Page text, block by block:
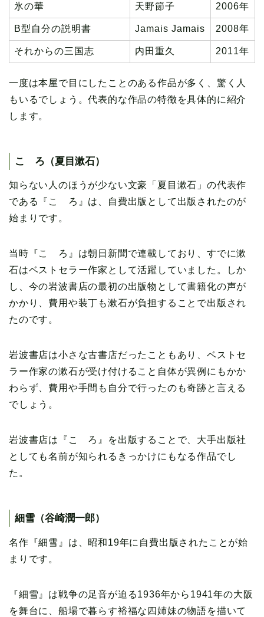
氷の華 天野節子 2006年
B型自分の説明書 Jamais Jamais 2008年
それからの三国志 内田重久 2011年
一度は本屋で目にしたことのある作品が多く、驚く人
もいるでしょう。代表的な作品の特徴を具体的に紹介
します。
こゝろ（夏目漱石）
知らない人のほうが少ない文豪「夏目漱石」の代表作
である『こゝろ』は、自費出版として出版されたのが
始まりです。
当時『こゝろ』は朝日新聞で連載しており、すでに漱
石はベストセラー作家として活躍していました。しか
し、今の岩波書店の最初の出版物として書籍化の声が
かかり、費用や装丁も漱石が負担することで出版され
たのです。
岩波書店は小さな古書店だったこともあり、ベストセ
ラー作家の漱石が受け付けること自体が異例にもかか
わらず、費用や手間も自分で行ったのも奇跡と言える
でしょう。
岩波書店は『こゝろ』を出版することで、大手出版社
としても名前が知られるきっかけにもなる作品でし
た。
細雪（谷崎潤一郎）
名作『細雪』は、昭和19年に自費出版されたことが始
まりです。
『細雪』は戦争の足音が迫る1936年から1941年の大阪
を舞台に、船場で暮らす裕福な四姉妹の物語を描いて